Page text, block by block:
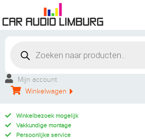
Mijn account
Winkelwagen
Winkelbezoek mogelijk
Vakkundige montage
Persoonlijke service